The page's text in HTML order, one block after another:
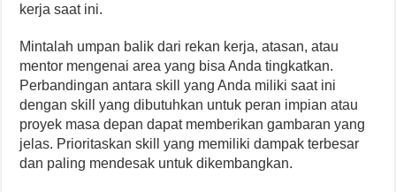
kerja saat ini.
Mintalah umpan balik dari rekan kerja, atasan, atau
mentor mengenai area yang bisa Anda tingkatkan.
Perbandingan antara skill yang Anda miliki saat ini
dengan skill yang dibutuhkan untuk peran impian atau
proyek masa depan dapat memberikan gambaran yang
jelas. Prioritaskan skill yang memiliki dampak terbesar
dan paling mendesak untuk dikembangkan.